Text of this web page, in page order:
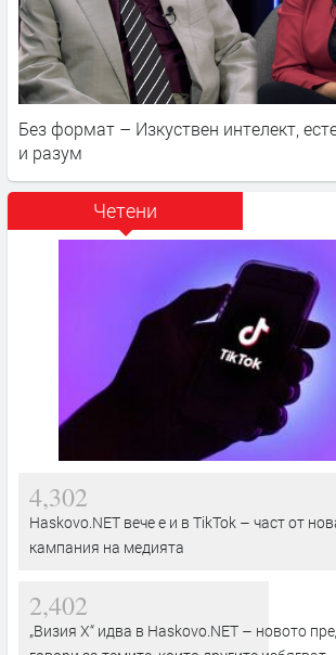
Без формат – Изкуствен интелект,
и разум
Четени
4,302
Haskovo.NET вече е и в TikTok – част от
кампания на медията
2,402
„Визия Х“ идва в Haskovo.NET – новото